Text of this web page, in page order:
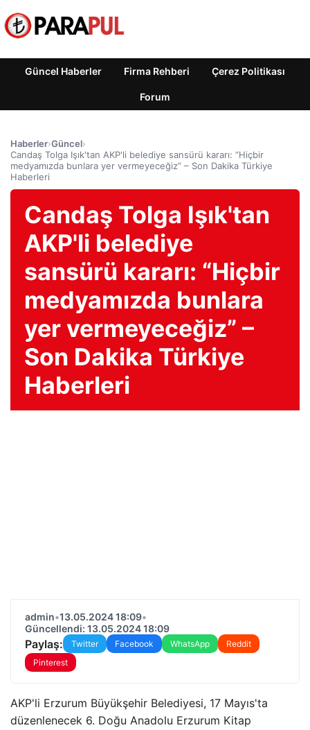
Güncel Haberler Firma Rehberi Çerez Politikası
Forum
Haberler›Güncel›
Candaş Tolga Işık'tan AKP'li belediye sansürü kararı: “Hiçbir
medyamızda bunlara yer vermeyeceğiz” – Son Dakika Türkiye
Haberleri
Candaş Tolga Işık'tan
AKP'li belediye
sansürü kararı: “Hiçbir
medyamızda bunlara
yer vermeyeceğiz” –
Son Dakika Türkiye
Haberleri
admin•13.05.2024 18:09•
Güncellendi: 13.05.2024 18:09
Paylaş: Twitter Facebook WhatsApp
Reddit
Pinterest
AKP'li Erzurum Büyükşehir Belediyesi, 17 Mayıs'ta
düzenlenecek 6. Doğu Anadolu Erzurum Kitap